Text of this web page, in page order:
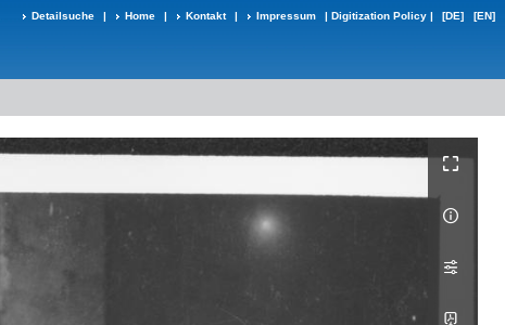
Detailsuche | Home | Kontakt | Impressum | Digitization Policy | [DE] [EN]